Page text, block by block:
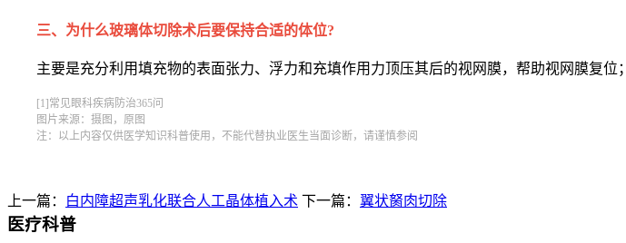
三、为什么玻璃体切除术后要保持合适的体位?
主要是充分利用填充物的表面张力、浮力和充填作用力顶压其后的视网膜，帮助视网膜复
[1]常见眼科疾病防治365问
图片来源：摄图，原图
注：以上内容仅供医学知识科普使用，不能代替执业医生当面诊断，请谨慎参阅
上一篇： 白内障超声乳化联合人工晶体植入术 下一篇： 翼状胬肉切除
医疗科普